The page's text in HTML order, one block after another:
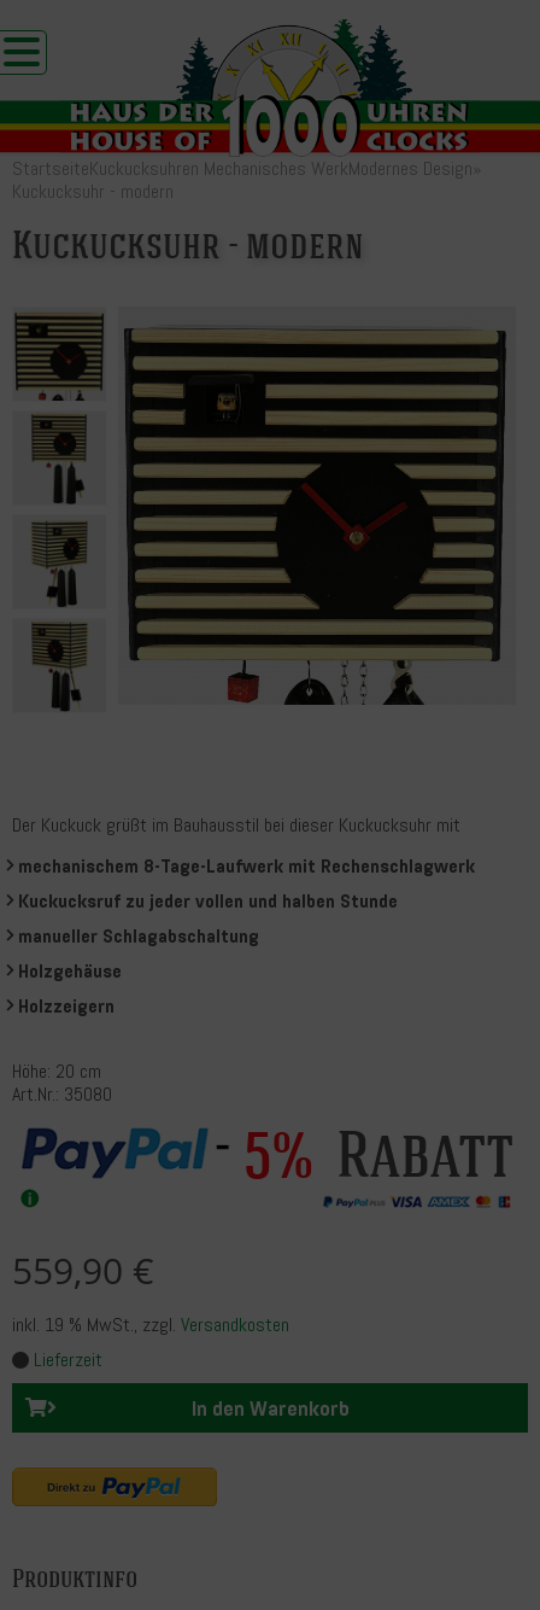
StartseiteKuckucksuhren Mechanisches WerkModernes Design»
Kuckucksuhr - modern
Kuckucksuhr - modern
Der Kuckuck grüßt im Bauhausstil bei dieser Kuckucksuhr mit
mechanischem 8-Tage-Laufwerk mit Rechenschlagwerk
Kuckucksruf zu jeder vollen und halben Stunde
manueller Schlagabschaltung
Holzgehäuse
Holzzeigern
Höhe: 20 cm
Art.Nr.: 35080
5% Rabatt
559,90 €
inkl. 19 % MwSt., zzgl. Versandkosten
Lieferzeit
In den Warenkorb
Produktinfo